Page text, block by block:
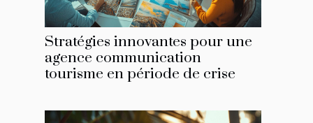
Stratégies innovantes pour une
agence communication
tourisme en période de crise